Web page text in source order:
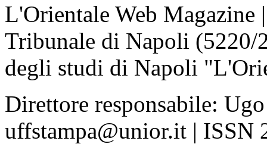
L'Orientale Web Magazine
Tribunale di Napoli
degli studi di Napoli
Direttore responsabile:
uffstampa@unior.it | ISSN